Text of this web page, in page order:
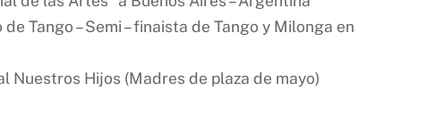
Tango – Semi – finaista de Tango y Milonga en
Nuestros Hijos (Madres de plaza de mayo)